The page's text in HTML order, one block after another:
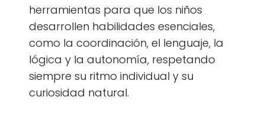
herramientas para que los niños
desarrollen habilidades esenciales,
como la coordinación, el lenguaje, la
lógica y la autonomía, respetando
siempre su ritmo individual y su
curiosidad natural.